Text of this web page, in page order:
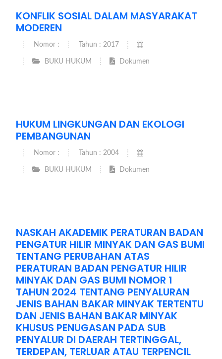
KONFLIK SOSIAL DALAM MASYARAKAT
MODEREN
Nomor : Tahun : 2017
BUKU HUKUM Dokumen
HUKUM LINGKUNGAN DAN EKOLOGI
PEMBANGUNAN
Nomor : Tahun : 2004
BUKU HUKUM Dokumen
NASKAH AKADEMIK PERATURAN BADAN
PENGATUR HILIR MINYAK DAN GAS BUMI
TENTANG PERUBAHAN ATAS
PERATURAN BADAN PENGATUR HILIR
MINYAK DAN GAS BUMI NOMOR 1
TAHUN 2024 TENTANG PENYALURAN
JENIS BAHAN BAKAR MINYAK TERTENTU
DAN JENIS BAHAN BAKAR MINYAK
KHUSUS PENUGASAN PADA SUB
PENYALUR DI DAERAH TERTINGGAL,
TERDEPAN, TERLUAR ATAU TERPENCIL